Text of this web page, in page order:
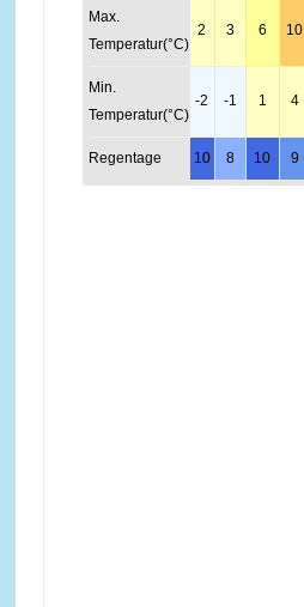
Max.
Temperatur(°C)
2 3 6 10
Min.
Temperatur(°C)
-2 -1 1 4
Regentage 10 8 10 9